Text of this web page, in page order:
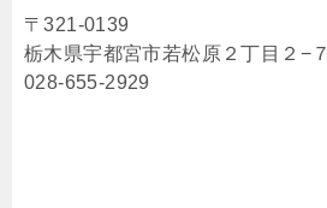
〒321-0139
栃木県宇都宮市若松原２丁目２−７
028-655-2929